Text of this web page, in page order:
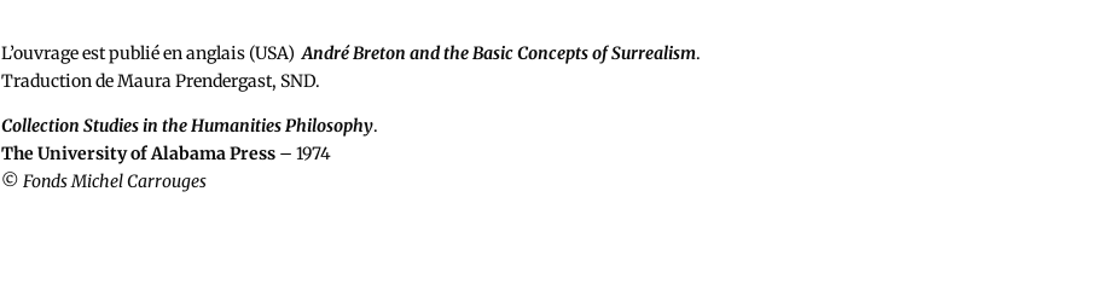
L’ouvrage est publié en anglais (USA)André Breton and the Basic Concepts of Surrealism.
Traduction de Maura Prendergast, SND.
Collection Studies in the Humanities Philosophy.
The University of Alabama Press– 1974
© Fonds Michel Carrouges